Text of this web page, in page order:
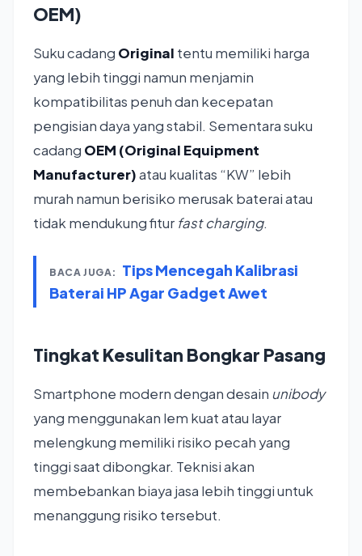
OEM)
Suku cadang Original tentu memiliki harga
yang lebih tinggi namun menjamin
kompatibilitas penuh dan kecepatan
pengisian daya yang stabil. Sementara suku
cadang OEM (Original Equipment
Manufacturer)atau kualitas “KW” lebih
murah namun berisiko merusak baterai atau
tidak mendukung fitur fast charging.
BACA JUGA:
Tips Mencegah Kalibrasi
Baterai HP Agar Gadget Awet
Tingkat Kesulitan Bongkar Pasang
Smartphone modern dengan desain unibody
yang menggunakan lem kuat atau layar
melengkung memiliki risiko pecah yang
tinggi saat dibongkar. Teknisi akan
membebankan biaya jasa lebih tinggi untuk
menanggung risiko tersebut.